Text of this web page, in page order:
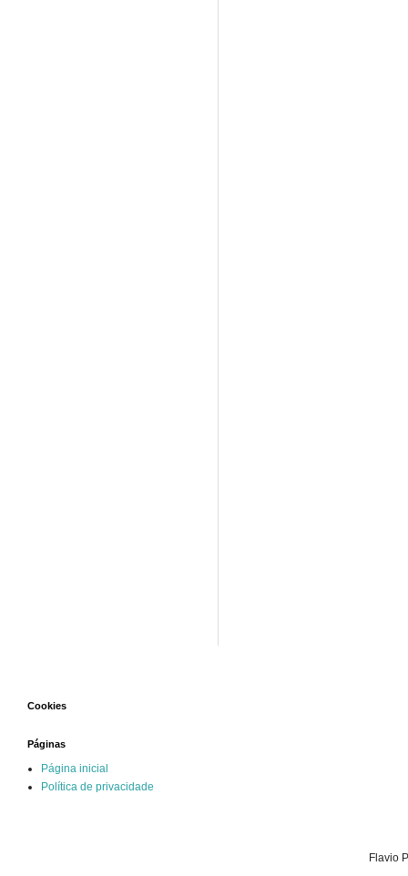
Cookies
Páginas
Página inicial
Política de privacidade
Flavio